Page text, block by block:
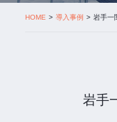
HOME 導入事例 岩手一
岩手